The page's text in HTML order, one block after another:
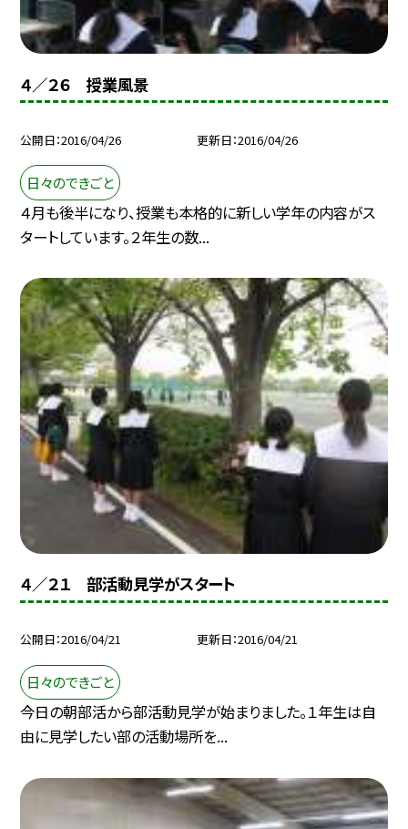
４／２６ 授業風景
公開日 2016/04/26 更新日 2016/04/26
日々のできごと
４月も後半になり、授業も本格的に新しい学年の内容がス
タートしています。２年生の数...
４／２１ 部活動見学がスタート
公開日 2016/04/21 更新日 2016/04/21
日々のできごと
今日の朝部活から部活動見学が始まりました。１年生は自
由に見学したい部の活動場所を...